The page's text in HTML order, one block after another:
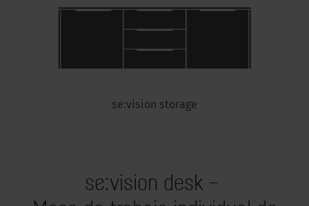
se:vision storage
se:vision desk –